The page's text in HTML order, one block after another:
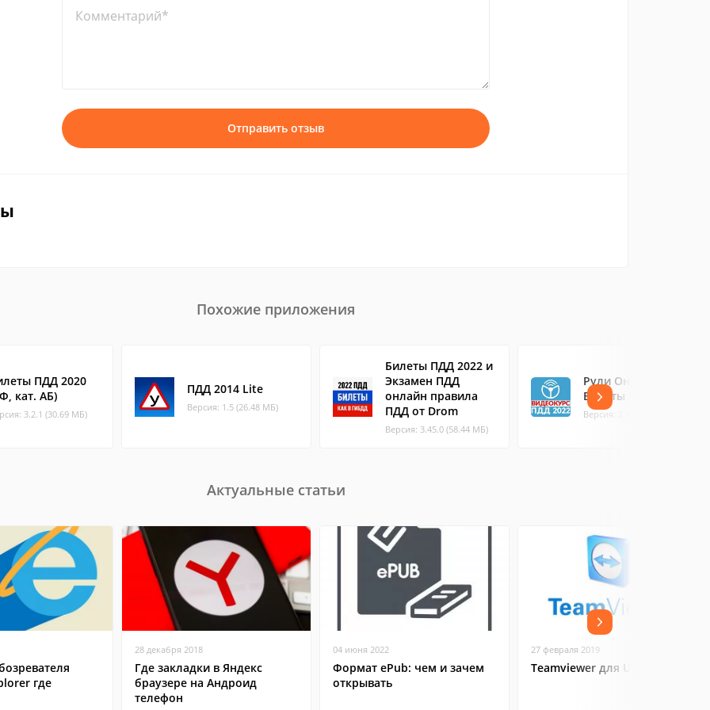
Комментарий*
Отправить отзыв
Похожие приложения
ПДД 2020
кат. АБ)
3.2.1 (30.69 МБ)
ПДД 2014 Lite
Версия: 1.5 (26.48 МБ)
Билеты ПДД 2022 и
Экзамен ПДД
онлайн правила
ПДД от Drom
Версия: 3.45.0 (58.44 МБ)
Рули Онлайн.
Билеты ПДД 2022.
Версия: 2.49 (71.17 МБ)
Актуальные статьи
где
28 декабря 2018
Где закладки в Яндекс
браузере на Андроид
телефон
04 июня 2022
Формат ePub: чем и зачем
открывать
27 февраля 2019
Teamviewer для Ubuntu